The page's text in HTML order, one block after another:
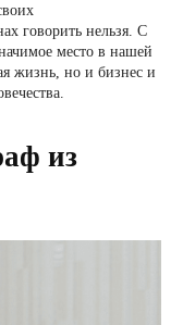
говорить нельзя. С
место в нашей
жизнь, но и бизнес и
из